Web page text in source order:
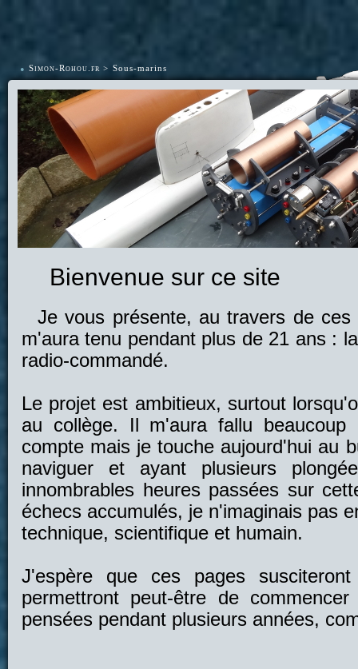
• Simon-Rohou.fr Sous-marins
Bienvenue sur ce site
Je vous présente, au travers de
m'aura tenu pendant plus de 21 ans :
radio-commandé.
Le projet est ambitieux, surtout
au collège. Il m'aura fallu
compte mais je touche aujourd'hui au
naviguer et ayant plusieurs
innombrables heures passées sur
échecs accumulés, je n'imaginais pas
technique, scientifique et humain.
J'espère que ces pages
permettront peut-être de
pensées pendant plusieurs années,